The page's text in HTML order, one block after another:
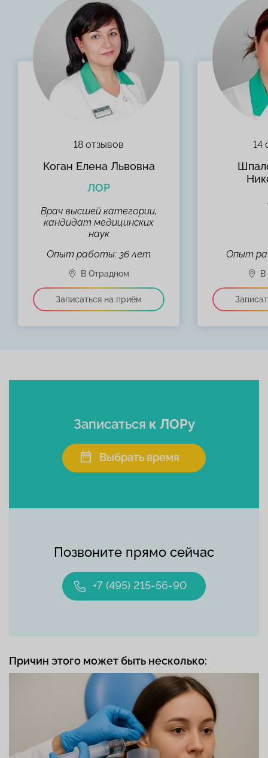
18 отзывов
Коган Елена Львовна
ЛОР
Врач высшей категории,
кандидат медицинских
наук
Опыт работы: 36 лет
14
Опыт
Позвоните прямо сейчас
+7 (495) 215-56-90
Записаться к ЛОРу
Выбрать время
Причин этого может быть несколько: